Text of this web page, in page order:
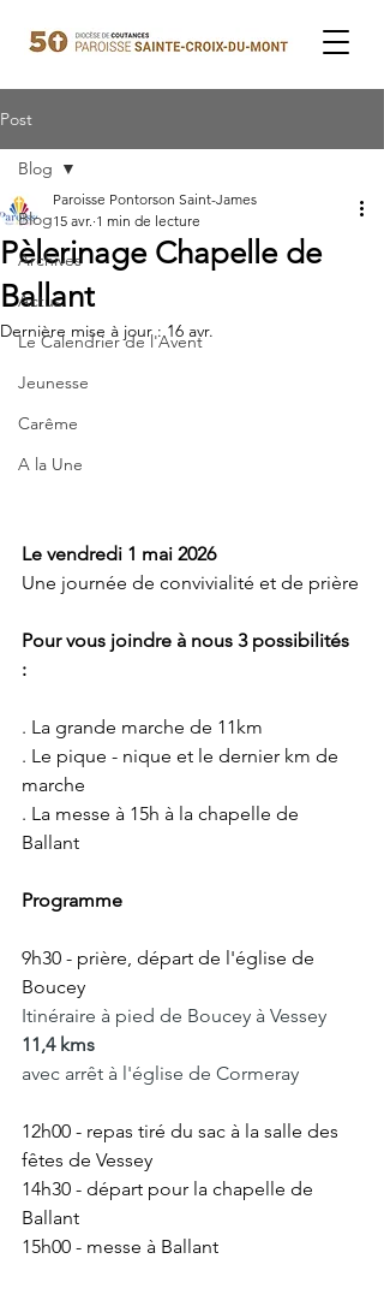
Post
Blog
Archives
Actus
Le Calendrier de l'Avent
Jeunesse
Carême
A la Une
Blog
Pèlerinage Chapelle de
Ballant
Paroisse Pontorson Saint-James
15 avr. 1 min de lecture
Dernière mise à jour :16 avr.
Le vendredi 1 mai 2026
Une journée de convivialité et de prière
Pour vous joindre à nous 3 possibilités
:
. La grande marche de 11km
. Le pique - nique et le dernier km de
marche
. La messe à 15h à la chapelle de
Ballant
Programme
9h30 - prière, départ de l'église de
Boucey
Itinéraire à pied de Boucey à Vessey
11,4 kms
avec arrêt à l'église de Cormeray
12h00 - repas tiré du sac à la salle des
fêtes de Vessey
14h30 - départ pour la chapelle de
Ballant
15h00 - messe à Ballant